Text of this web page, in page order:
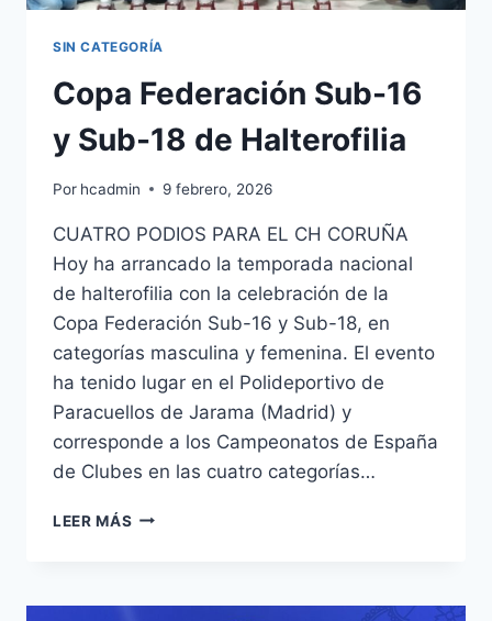
SIN CATEGORÍA
Copa Federación Sub-16
y Sub-18 de Halterofilia
Por hcadmin 9 febrero, 2026
CUATRO PODIOS PARA EL CH CORUÑA
Hoy ha arrancado la temporada nacional
de halterofilia con la celebración de la
Copa Federación Sub-16 y Sub-18, en
categorías masculina y femenina. El evento
ha tenido lugar en el Polideportivo de
Paracuellos de Jarama (Madrid) y
corresponde a los Campeonatos de España
de Clubes en las cuatro categorías…
LEER MÁS COPA
Y